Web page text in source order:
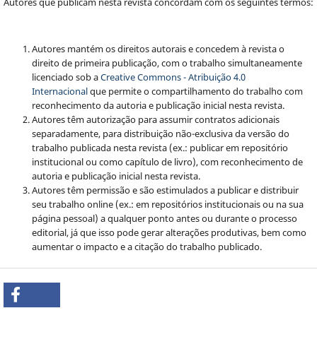
Autores mantém os direitos autorais e concedem à revista o
direito de primeira publicação, com o trabalho simultaneamente
licenciado sob aCreative Commons - Atribuição 4.0
Internacionalque permite o compartilhamento do trabalho com
reconhecimento da autoria e publicação inicial nesta revista.
Autores têm autorização para assumir contratos adicionais
separadamente, para distribuição não-exclusiva da versão do
trabalho publicada nesta revista (ex.: publicar em repositório
institucional ou como capítulo de livro), com reconhecimento de
autoria e publicação inicial nesta revista.
Autores têm permissão e são estimulados a publicar e distribuir
seu trabalho online (ex.: em repositórios institucionais ou na sua
página pessoal) a qualquer ponto antes ou durante o processo
editorial, já que isso pode gerar alterações produtivas, bem como
aumentar o impacto e a citação do trabalho publicado.